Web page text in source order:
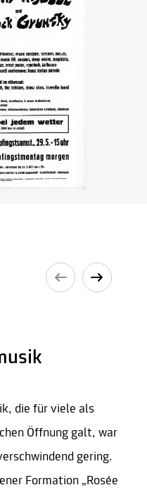
die für viele als
Öffnung galt, war
gering.
Formation „Rosée